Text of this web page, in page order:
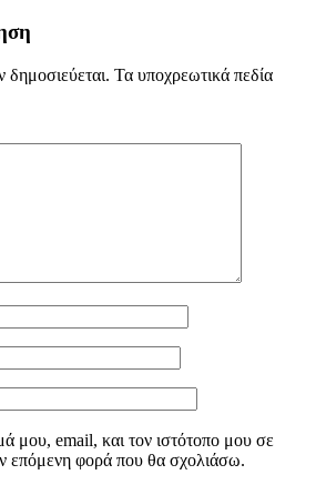
Τα υποχρεωτικά πεδία
μου, email, και τον ιστότοπο μου σε
επόμενη φορά που θα σχολιάσω.